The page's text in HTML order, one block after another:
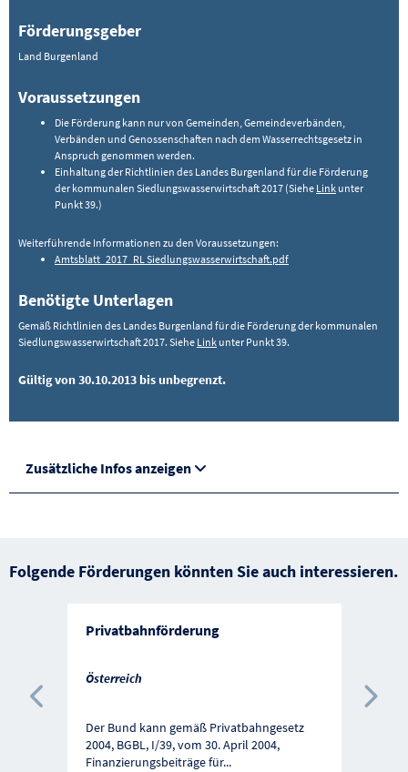
Förderungsgeber
Land Burgenland
Voraussetzungen
Die Förderung kann nur von Gemeinden, Gemeindeverbänden,
Verbänden und Genossenschaften nach dem Wasserrechtsgesetz in
Anspruch genommen werden.
Einhaltung der Richtlinien des Landes Burgenland für die Förderung
der kommunalen Siedlungswasserwirtschaft 2017 (Siehe Link unter
Punkt 39.)
Weiterführende Informationen zu den Voraussetzungen:
Amtsblatt_2017_RL Siedlungswasserwirtschaft.pdf
Benötigte Unterlagen
Gemäß Richtlinien des Landes Burgenland für die Förderung der kommunalen
Siedlungswasserwirtschaft 2017. Siehe Link unter Punkt 39.
Gültig von 30.10.2013 bis unbegrenzt.
Zusätzliche Infos anzeigen
Folgende Förderungen könnten Sie auch interessieren.
Privatbahnförderung
Österreich
Der Bund kann gemäß Privatbahngesetz
2004, BGBL, I/39, vom 30. April 2004,
Finanzierungsbeiträge für...
Vorherige Förderung